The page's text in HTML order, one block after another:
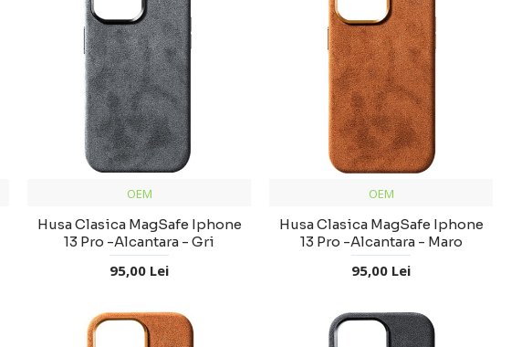
OEM
Husa Clasica MagSafe Iphone
13 Pro -Alcantara - Gri
95,00 Lei
OEM
Husa Clasica MagSafe Iphone
13 Pro -Alcantara - Maro
95,00 Lei